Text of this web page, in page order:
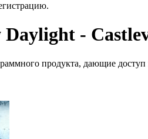
-
продукта, дающие доступ